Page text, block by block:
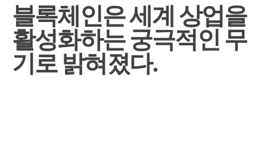
블록체인은 세계 상업을
활성화하는 궁극적인 무
기로 밝혀졌다.